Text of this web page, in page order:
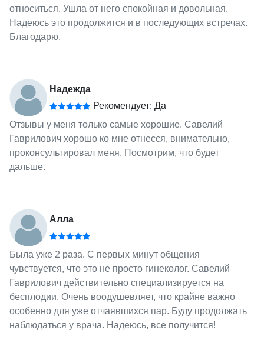
относиться. Ушла от него спокойная и довольная.
Надеюсь это продолжится и в последующих встречах.
Благодарю.
Надежда
Рекомендует: Да
Отзывы у меня только самые хорошие. Савелий
Гаврилович хорошо ко мне отнесся, внимательно,
проконсультировал меня. Посмотрим, что будет
дальше.
Алла
Была уже 2 раза. С первых минут общения
чувствуется, что это не просто гинеколог. Савелий
Гаврилович действительно специализируется на
бесплодии. Очень воодушевляет, что крайне важно
особенно для уже отчаявшихся пар. Буду продолжать
наблюдаться у врача. Надеюсь, все получится!